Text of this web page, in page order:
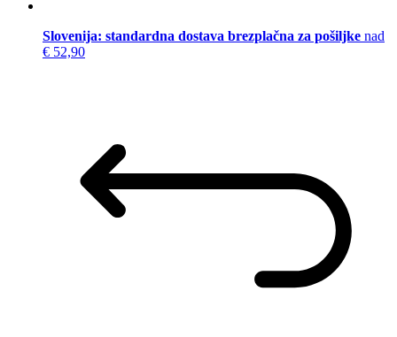
Slovenija: standardna dostava brezplačna za pošiljke nad
€ 52,90